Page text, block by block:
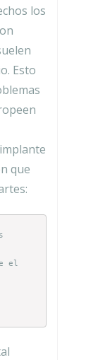
los
Esto
que
el